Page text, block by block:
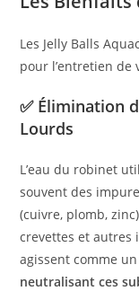
Les Jelly Balls
pour l’entretien de
✅ Élimination
Lourds
L’eau du robinet
souvent des
(cuivre, plomb,
crevettes et autres
agissent comme
neutralisant ces